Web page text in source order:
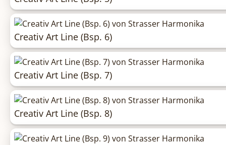
Creativ Art Line (Bsp. 6)
Creativ Art Line (Bsp. 7)
Creativ Art Line (Bsp. 8)